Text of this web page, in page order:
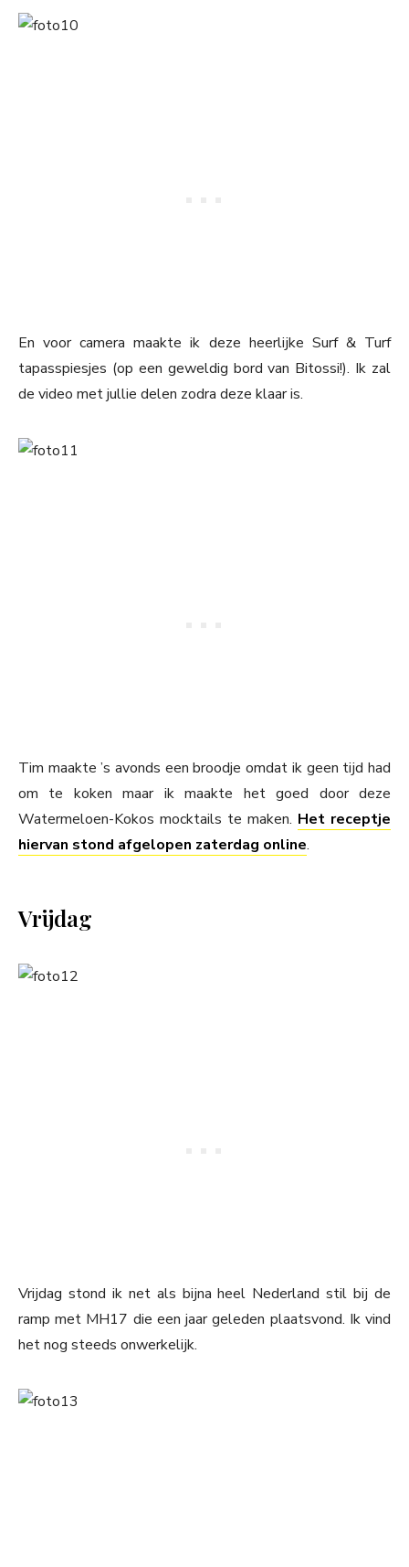
En voor camera maakte ik deze heerlijke Surf & Turf
tapasspiesjes (op een geweldig bord van Bitossi!). Ik zal
de video met jullie delen zodra deze klaar is.
Tim maakte ’s avonds een broodje omdat ik geen tijd had
om te koken maar ik maakte het goed door deze
Watermeloen-Kokos mocktails te maken. Het receptje
hiervan stond afgelopen zaterdag online.
Vrijdag
Vrijdag stond ik net als bijna heel Nederland stil bij de
ramp met MH17 die een jaar geleden plaatsvond. Ik vind
het nog steeds onwerkelijk.